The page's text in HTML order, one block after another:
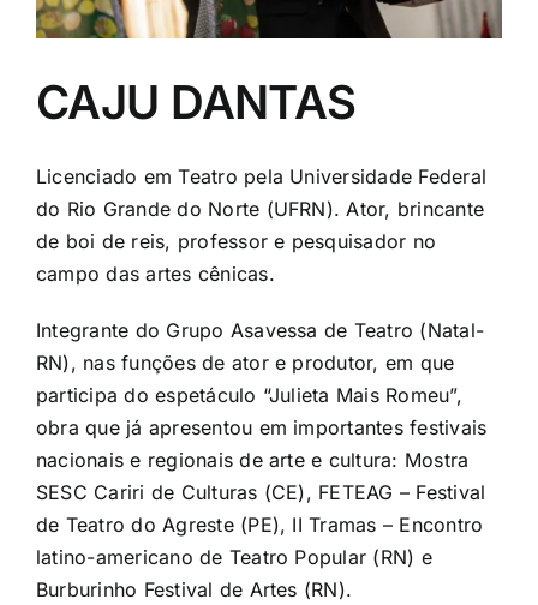
CAJU DANTAS
Licenciado em Teatro pela Universidade Federal
do Rio Grande do Norte (UFRN). Ator, brincante
de boi de reis, professor e pesquisador no
campo das artes cênicas.
Integrante do Grupo Asavessa de Teatro (Natal-
RN), nas funções de ator e produtor, em que
participa do espetáculo “Julieta Mais Romeu”,
obra que já apresentou em importantes festivais
nacionais e regionais de arte e cultura: Mostra
SESC Cariri de Culturas (CE), FETEAG – Festival
de Teatro do Agreste (PE), II Tramas – Encontro
latino-americano de Teatro Popular (RN) e
Burburinho Festival de Artes (RN).